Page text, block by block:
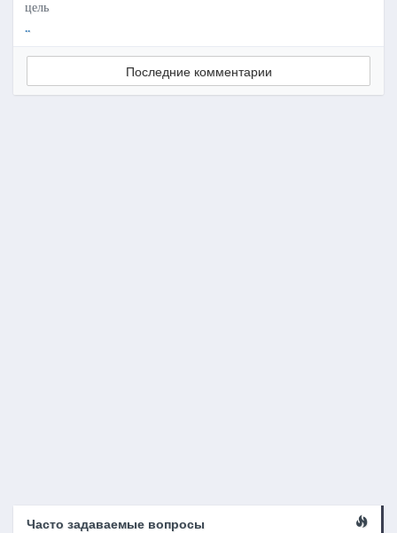
цель
..
Последние комментарии
Часто задаваемые вопросы